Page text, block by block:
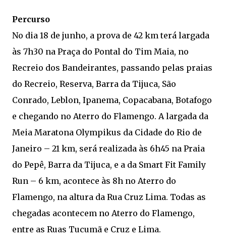
Percurso
No dia 18 de junho, a prova de 42 km terá largada
às 7h30 na Praça do Pontal do Tim Maia, no
Recreio dos Bandeirantes, passando pelas praias
do Recreio, Reserva, Barra da Tijuca, São
Conrado, Leblon, Ipanema, Copacabana, Botafogo
e chegando no Aterro do Flamengo. A largada da
Meia Maratona Olympikus da Cidade do Rio de
Janeiro – 21 km, será realizada às 6h45 na Praia
do Pepê, Barra da Tijuca, e a da Smart Fit Family
Run – 6 km, acontece às 8h no Aterro do
Flamengo, na altura da Rua Cruz Lima. Todas as
chegadas acontecem no Aterro do Flamengo,
entre as Ruas Tucumã e Cruz e Lima.